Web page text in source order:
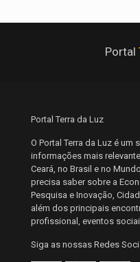
Portal
Portal Terra da Luz
O Portal Terra da Luz é um
informações mais
Ceará, no Brasil e no
precisa saber sobre a
Pesquisa e Inovação,
além dos principais
profissional, eventos
Siga as nossas Redes